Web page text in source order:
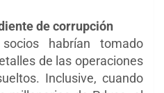
de corrupción
habrían tomado
de las operaciones
Inclusive, cuando